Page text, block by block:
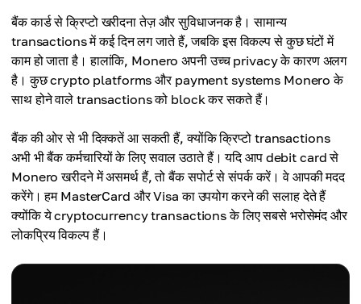
बैंक कार्ड से क्रिप्टो खरीदना तेज़ और सुविधाजनक है। सामान्य
transactions में कई दिन लग जाते हैं, जबकि इस विकल्प से कुछ घंटों में
काम हो जाता है। हालांकि, Monero अपनी उच्च privacy के कारण अलग
है। कुछ crypto platforms और payment systems Monero के
साथ होने वाले transactions को block कर सकते हैं।
बैंक की ओर से भी दिक्कतें आ सकती हैं, क्योंकि क्रिप्टो transactions
अभी भी बैंक कर्मचारियों के लिए सवाल उठाते हैं। यदि आप debit card से
Monero खरीदने में असमर्थ हैं, तो बैंक सपोर्ट से संपर्क करें। वे आपकी मदद
करेंगे। हम MasterCard और Visa का उपयोग करने की सलाह देते हैं
क्योंकि ये cryptocurrency transactions के लिए सबसे भरोसेमंद और
लोकप्रिय विकल्प हैं।